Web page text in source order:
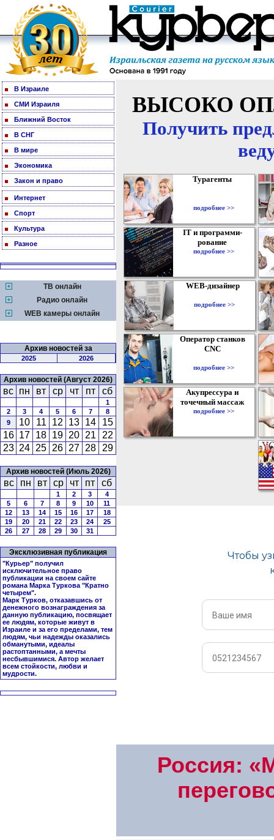
В Израиле
СМИ Израиля
Ближний Восток
В СНГ
В мире
Экономика
Закон и право
Интернет
Спорт
Культура
Разное
ТВ онлайн
Радио онлайн
WEB камеры онлайн
Архив новостей за
2025 2026
Архив новостей (Август 2026)
вс пн вт ср чт пт сб
1
2
3 4 5 6 7
8
9
10 11 12 13 14
15
16 17 18 19 20 21
22
23 24 25 26 27 28 29
Архив новостей (Июль 2026)
вс пн вт ср чт пт сб
1 2 3
4
5
6 7 8 9 10
11
12
13 14 15 16 17
18
19
20 21 22 23 24
25
26
27 28 29 30 31
Эксклюзивная публикация
"Курьер" получил
исключительное право
публикации на своем сайте
романа Марка Туркова "Кратно
четырем".
Марк Турков, отказавшись от
денежного вознаграждения за
данную публикацию, посвящает
ее людям, которые живут в
Израиле и за его пределами, тем
людям, чьи надежды оказались
обманутыми, идеалы
растоптанными, а мечты
несбывшимися. Автор желает
всем стойкости, любви и
мудрости.
ВЫСОКО
Получить
Турагенты
подробнее >>
IT и программи-
рование
подробнее >>
WEB-дизайнер
подробнее >>
Оператор станков
CNC
подробнее >>
Акупрессура и
точечный массаж
подробнее >>
Россия: